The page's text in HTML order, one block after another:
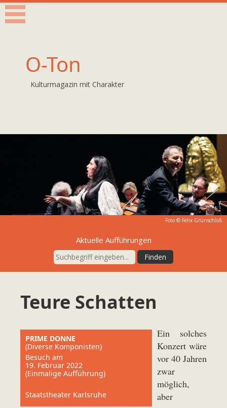
O-Ton
Kulturmagazin mit Charakter
Foto © Felix Grünschloß
Aktuelle Aufführungen
Teure Schatten
PRIME DONNE
(Diverse Komponisten)
Besuch am
19. Februar 2022
(Einmalige Aufführung)
Staatstheater Karlsruhe
Ein solches
Konzert wäre
vor 40 Jahren
zwar
möglich,
aber